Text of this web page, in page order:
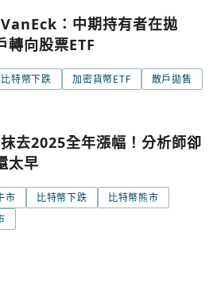
：中期持有者在拋
轉向股票ETF
比特幣下跌 加密貨幣ETF 散戶拋售
去2025全年漲幅！分析師卻
太早
市 比特幣下跌
比特幣熊市